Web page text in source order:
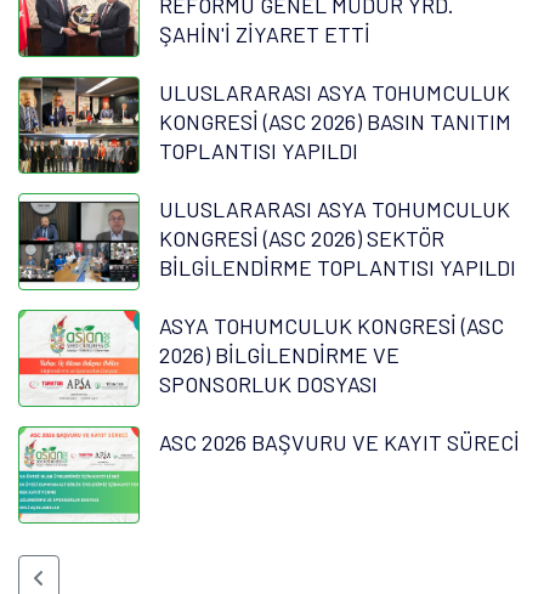
ŞAHİN'İ ZİYARET ETTİ
ULUSLARARASI ASYA TOHUMCULUK
KONGRESİ (ASC 2026) BASIN TANITIM
TOPLANTISI YAPILDI
ULUSLARARASI ASYA TOHUMCULUK
KONGRESİ (ASC 2026) SEKTÖR
BİLGİLENDİRME TOPLANTISI YAPILDI
ASYA TOHUMCULUK KONGRESİ (ASC
2026) BİLGİLENDİRME VE
SPONSORLUK DOSYASI
ASC 2026 BAŞVURU VE KAYIT SÜRECİ